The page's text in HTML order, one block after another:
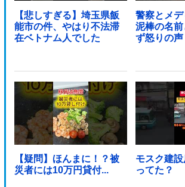
【悲しすぎる】埼玉県飯
能市の件、やはり不法滞
在ベトナム人でした
警察とメ
泥棒の名
ず怒りの声
【疑問】ほんまに！？被
災者には10万円貸付...
モスク建
ってた？